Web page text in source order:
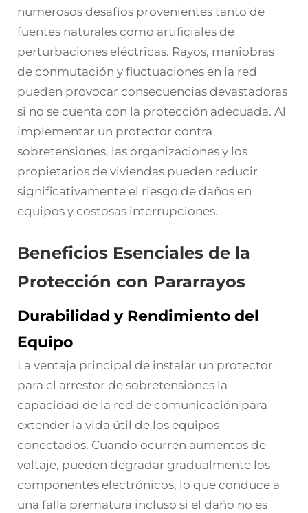
numerosos desafíos provenientes tanto de
fuentes naturales como artificiales de
perturbaciones eléctricas. Rayos, maniobras
de conmutación y fluctuaciones en la red
pueden provocar consecuencias devastadoras
si no se cuenta con la protección adecuada. Al
implementar un protector contra
sobretensiones, las organizaciones y los
propietarios de viviendas pueden reducir
significativamente el riesgo de daños en
equipos y costosas interrupciones.
Beneficios Esenciales de la
Protección con Pararrayos
Durabilidad y Rendimiento del
Equipo
La ventaja principal de instalar un protector
para el arrestor de sobretensiones la
capacidad de la red de comunicación para
extender la vida útil de los equipos
conectados. Cuando ocurren aumentos de
voltaje, pueden degradar gradualmente los
componentes electrónicos, lo que conduce a
una falla prematura incluso si el daño no es